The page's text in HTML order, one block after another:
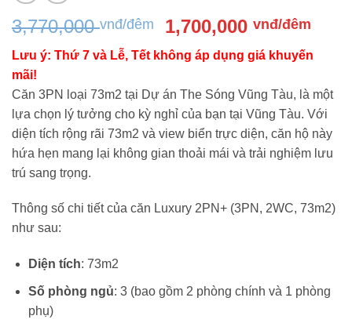
3,770,000vnđ/đêm
Giá
gốc
là:
đêm.
1,700,000vnđ/đêm
tại
Lưu ý: Thứ 7 và Lễ, Tết không áp dụng giá khuyến
mãi!
Căn 3PN loại 73m2 tại Dự án The Sóng Vũng Tàu, là một
lựa chọn lý tưởng cho kỳ nghỉ của bạn tại Vũng Tàu. Với
diện tích rộng rãi 73m2 và view biển trực diện, căn hộ này
hứa hẹn mang lại không gian thoải mái và trải nghiệm lưu
trú sang trọng.
Thông số chi tiết của căn Luxury 2PN+ (3PN, 2WC, 73m2)
như sau:
Diện tích: 73m2
Số phòng ngủ: 3 (bao gồm 2 phòng chính và 1 phòng
phụ)